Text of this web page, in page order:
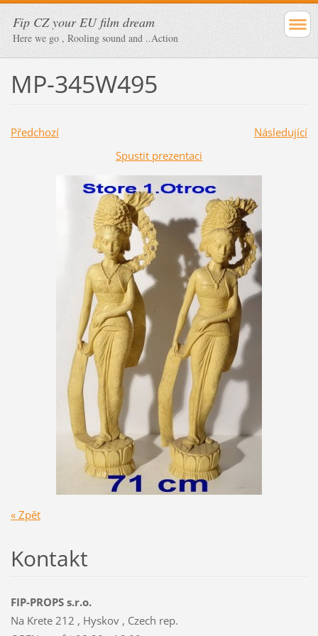
Fip CZ your EU film dream
Here we go , Rooling sound and ..Action
MP-345W495
Předchozí
Následující
Spustit prezentaci
« Zpět
Kontakt
FIP-PROPS s.r.o.
Na Krete 212 , Hyskov , Czech rep.